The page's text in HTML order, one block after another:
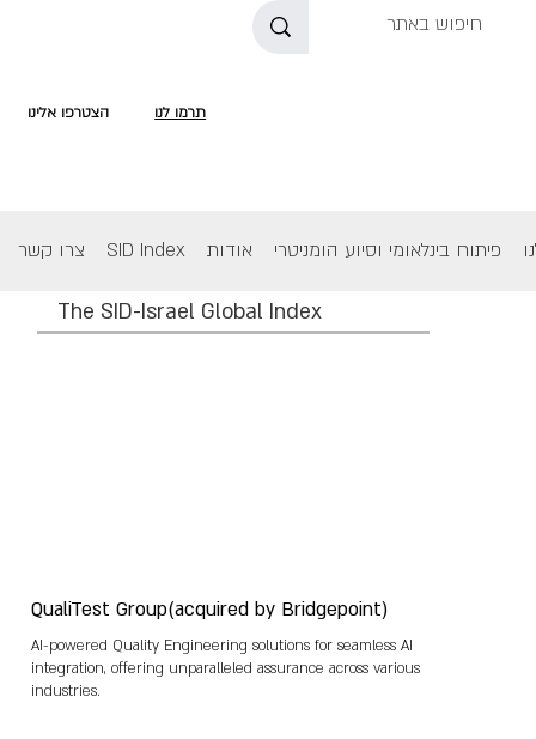
פיתוח בינלאומי וסיוע הומניטרי אודות SID Index צרו קשר
הצטרפו אלינו תרמו לנו
The SID-Israel Global Index
QualiTest Group(acquired by Bridgepoint)
AI-powered Quality Engineering solutions for seamless AI
integration, offering unparalleled assurance across various
industries.